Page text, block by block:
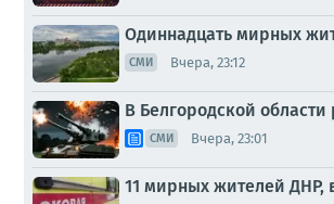
Одиннадцать мирных
СМИ Вчера, 23:12
В Белгородской
СМИ Вчера, 23:01
11 мирных жителей ДНР,